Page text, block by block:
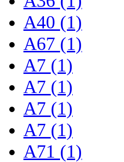
A40 (1)
A67 (1)
A7 (1)
A7 (1)
A7 (1)
A7 (1)
A71 (1)